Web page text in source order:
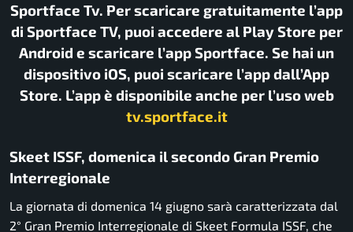
Sportface Tv. Per scaricare gratuitamente l’app
di Sportface TV, puoi accedere al Play Store per
Android e scaricare l’app Sportface. Se hai un
dispositivo iOS, puoi scaricare l’app dall’App
Store. L’app è disponibile anche per l’uso web
tv.sportface.it
Skeet ISSF, domenica il secondo Gran Premio
Interregionale
La giornata di domenica 14 giugno sarà caratterizzata dal
2° Gran Premio Interregionale di Skeet Formula ISSF, che